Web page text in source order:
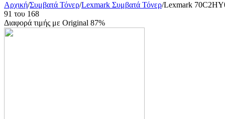
Αρχική/Συμβατά Τόνερ/Lexmark Συμβατά Τόνερ/Lexmark
91 του 168
Διαφορά τιμής με Original 87%